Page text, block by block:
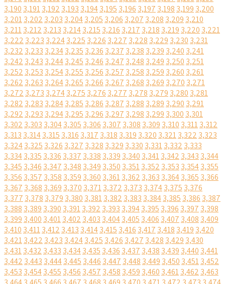
3,190 3,1913,192 3,193 3,1943,195 3,196 3,197 3,198 3,199 3,200
3,2013,202 3,203 3,2043,205 3,206 3,207 3,208 3,209 3,210
3,2113,212 3,213 3,2143,215 3,216 3,217 3,218 3,219 3,220 3,221
3,222 3,223 3,2243,225 3,226 3,227 3,228 3,229 3,230 3,231
3,232 3,233 3,2343,235 3,236 3,237 3,238 3,239 3,240 3,241
3,242 3,243 3,2443,245 3,246 3,247 3,248 3,249 3,250 3,251
3,252 3,253 3,2543,255 3,256 3,257 3,258 3,259 3,260 3,261
3,262 3,263 3,2643,265 3,266 3,267 3,268 3,269 3,270 3,271
3,272 3,273 3,2743,275 3,276 3,277 3,278 3,279 3,280 3,281
3,282 3,283 3,2843,285 3,286 3,287 3,288 3,289 3,290 3,291
3,292 3,293 3,2943,295 3,296 3,297 3,298 3,299 3,300 3,301
3,302 3,303 3,3043,305 3,306 3,307 3,308 3,309 3,310 3,3113,312
3,313 3,3143,315 3,316 3,317 3,318 3,319 3,320 3,3213,322 3,323
3,3243,325 3,326 3,327 3,328 3,329 3,330 3,3313,332 3,333
3,3343,335 3,336 3,337 3,338 3,339 3,340 3,3413,342 3,343 3,344
3,345 3,346 3,347 3,348 3,349 3,350 3,3513,352 3,353 3,3543,355
3,356 3,357 3,358 3,359 3,360 3,3613,362 3,363 3,3643,365 3,366
3,367 3,368 3,369 3,370 3,3713,372 3,373 3,3743,375 3,376
3,377 3,378 3,379 3,380 3,3813,382 3,383 3,3843,385 3,386 3,387
3,388 3,389 3,390 3,3913,392 3,393 3,3943,395 3,396 3,397 3,398
3,399 3,400 3,4013,402 3,403 3,4043,405 3,406 3,407 3,408 3,409
3,410 3,4113,412 3,413 3,4143,415 3,416 3,417 3,418 3,419 3,420
3,4213,422 3,423 3,4243,425 3,426 3,427 3,428 3,429 3,430
3,4313,432 3,433 3,4343,435 3,436 3,437 3,438 3,439 3,440 3,441
3,442 3,443 3,4443,445 3,446 3,447 3,448 3,449 3,450 3,4513,452
3,453 3,4543,455 3,456 3,457 3,458 3,459 3,460 3,4613,462 3,463